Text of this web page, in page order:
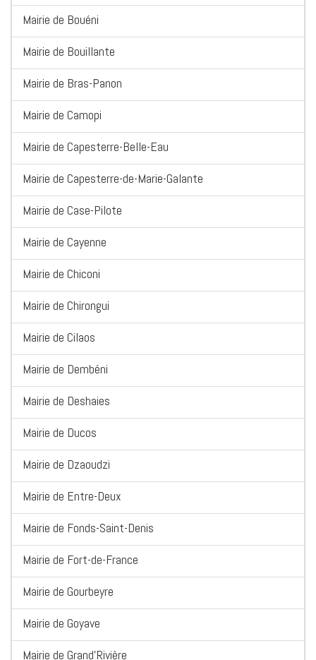
Mairie de Bouéni
Mairie de Bouillante
Mairie de Bras-Panon
Mairie de Camopi
Mairie de Capesterre-Belle-Eau
Mairie de Capesterre-de-Marie-Galante
Mairie de Case-Pilote
Mairie de Cayenne
Mairie de Chiconi
Mairie de Chirongui
Mairie de Cilaos
Mairie de Dembéni
Mairie de Deshaies
Mairie de Ducos
Mairie de Dzaoudzi
Mairie de Entre-Deux
Mairie de Fonds-Saint-Denis
Mairie de Fort-de-France
Mairie de Gourbeyre
Mairie de Goyave
Mairie de Grand'Rivière